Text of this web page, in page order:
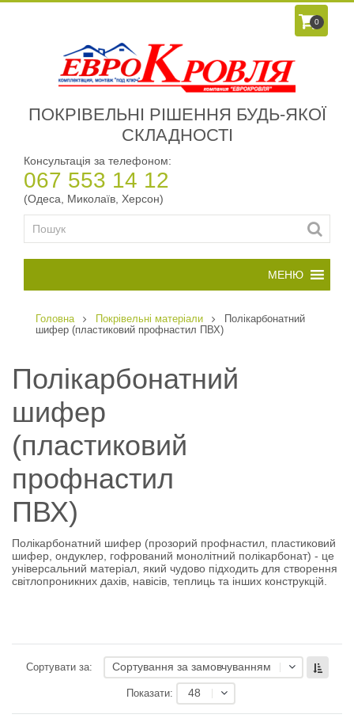
0
ПОКРІВЕЛЬНІ РІШЕННЯ БУДЬ-ЯКОЇ
СКЛАДНОСТІ
Консультація за телефоном:
067 553 14 12
(Одеса, Миколаїв, Херсон)
Головна Покрівельні матеріали
Полікарбонатний
шифер (пластиковий профнастил ПВХ)
Полікарбонатний
шифер
(пластиковий
профнастил
ПВХ)
Полікарбонатний шифер (прозорий профнастил, пластиковий
шифер, ондуклер, гофрований монолітний полікарбонат) - це
універсальний матеріал, який чудово підходить для створення
світлопроникних дахів, навісів, теплиць та інших конструкцій.
Сортувати за: Сортування за замовчуванням
Показати: 48